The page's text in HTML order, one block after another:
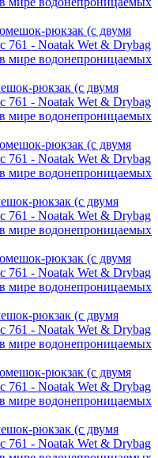
рюкзак (с двумя
761 - Noatak Wet & Drybag
мире водонепроницаемых
рюкзак (с двумя
761 - Noatak Wet & Drybag
мире водонепроницаемых
рюкзак (с двумя
761 - Noatak Wet & Drybag
мире водонепроницаемых
рюкзак (с двумя
761 - Noatak Wet & Drybag